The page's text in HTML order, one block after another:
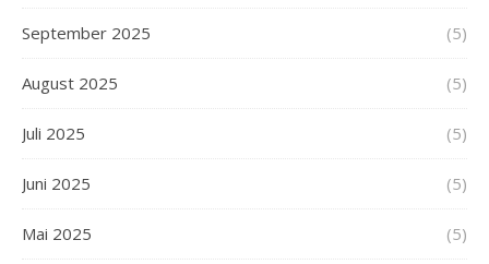
September 2025 (5)
August 2025 (5)
Juli 2025 (5)
Juni 2025 (5)
Mai 2025 (5)